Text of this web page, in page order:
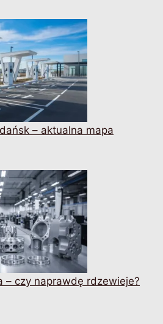
– aktualna mapa
– czy naprawdę rdzewieje?